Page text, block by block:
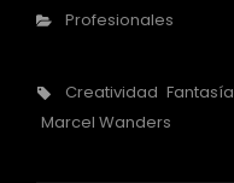
Categorías
Profesionales
Etiquetas,
Creatividad Fantasía
Marcel Wanders